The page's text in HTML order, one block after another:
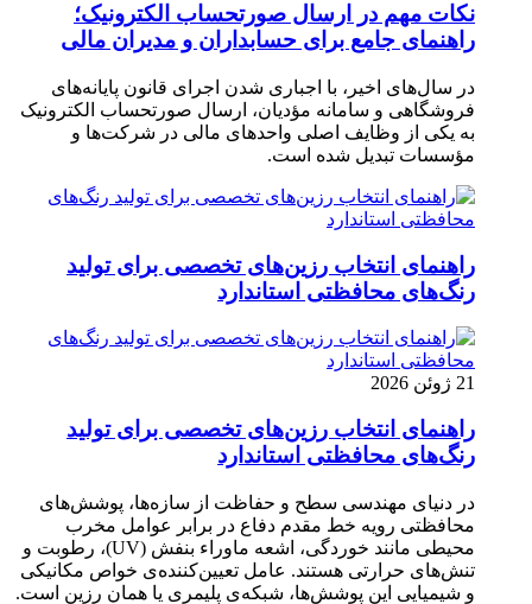
نکات مهم در ارسال صورتحساب الکترونیک؛
راهنمای جامع برای حسابداران و مدیران مالی
در سال‌های اخیر، با اجباری شدن اجرای قانون پایانه‌های
فروشگاهی و سامانه مؤدیان، ارسال صورتحساب الکترونیک
به یکی از وظایف اصلی واحدهای مالی در شرکت‌ها و
مؤسسات تبدیل شده است.
راهنمای انتخاب رزین‌های تخصصی برای تولید
رنگ‌های محافظتی استاندارد
21 ژوئن 2026
راهنمای انتخاب رزین‌های تخصصی برای تولید
رنگ‌های محافظتی استاندارد
در دنیای مهندسی سطح و حفاظت از سازه‌ها، پوشش‌های
محافظتی رویه خط مقدم دفاع در برابر عوامل مخرب
محیطی مانند خوردگی، اشعه ماوراء بنفش (UV)، رطوبت و
تنش‌های حرارتی هستند. عامل تعیین‌کننده‌ی خواص مکانیکی
و شیمیایی این پوشش‌ها، شبکه‌ی پلیمری یا همان رزین است.